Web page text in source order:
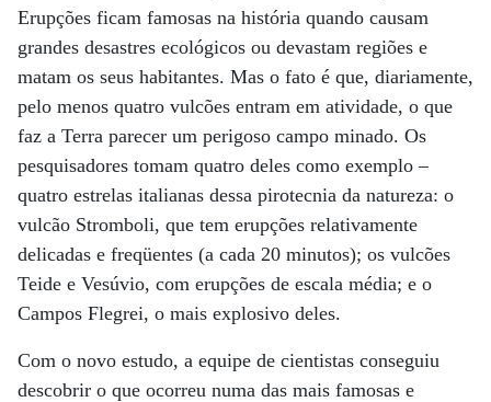
Erupções ficam famosas na história quando causam
grandes desastres ecológicos ou devastam regiões e
matam os seus habitantes. Mas o fato é que, diariamente,
pelo menos quatro vulcões entram em atividade, o que
faz a Terra parecer um perigoso campo minado. Os
pesquisadores tomam quatro deles como exemplo –
quatro estrelas italianas dessa pirotecnia da natureza: o
vulcão Stromboli, que tem erupções relativamente
delicadas e freqüentes (a cada 20 minutos); os vulcões
Teide e Vesúvio, com erupções de escala média; e o
Campos Flegrei, o mais explosivo deles.
Com o novo estudo, a equipe de cientistas conseguiu
descobrir o que ocorreu numa das mais famosas e